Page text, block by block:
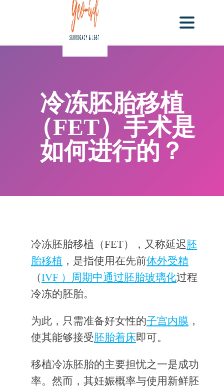
冷冻胚胎移植
（FET）手术是
如何进行的？
冷冻胚胎移植（FET），又称延迟胚
胎移植 ，是指使用在先前体外受精
（IVF ）周期中通过胚胎玻璃化过程
冷冻的胚胎。
为此，只需准备好女性的子宫内膜 ，
使其能够接受胚胎着床即可。
移植冷冻胚胎的主要担忧之一是成功
率。然而，其妊娠概率与使用新鲜胚